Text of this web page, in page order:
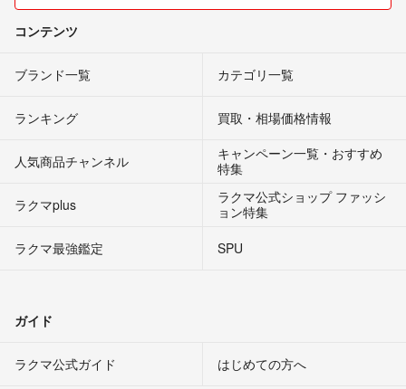
コンテンツ
ブランド一覧 カテゴリ一覧
ランキング 買取・相場価格情報
人気商品チャンネル
キャンペーン一覧・おすすめ
特集
ラクマplus
ラクマ公式ショップ ファッシ
ョン特集
ラクマ最強鑑定
SPU
ガイド
ラクマ公式ガイド はじめての方へ